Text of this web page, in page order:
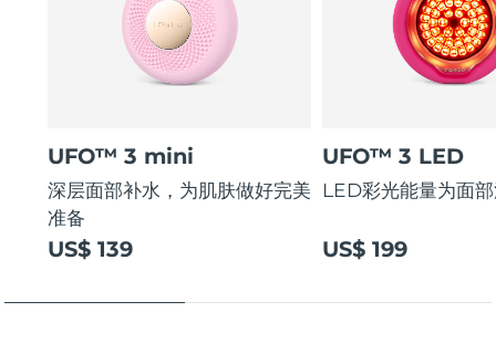
UFO™ 3 mini
深层面部补水，为肌肤做好完美
准备
US$ 139
UFO™ 3 LED
LED彩光能量为面
US$ 199